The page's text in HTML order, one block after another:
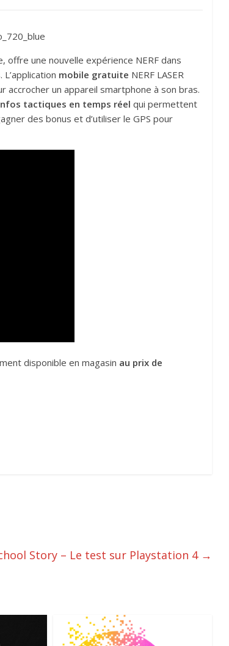
offre une nouvelle expérience NERF dans
mobile gratuite NERF LASER
accrocher un appareil smartphone à son bras.
tactiques en temps réel qui permettent
des bonus et d’utiliser le GPS pour
disponible en magasin au prix de
Story – Le test sur Playstation 4 →